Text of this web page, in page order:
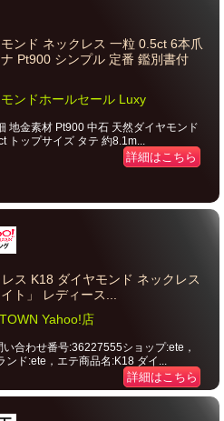
ンド ネックレス 一粒 0.5ct 6本爪
Pt900 シンプル 定番 鑑別書付
ンドホールセール Luxy
地金素材 Pt900 中石 天然ダイヤモンド
トップサイズ タテ 約8.1m...
詳細はこちら
ス K18 ダイヤモンド ネックレス
イト」 レディース...
Yahoo!店
い合わせ番号:36227555ショップ:ete，
ンド:ete，エテ商品名:K18 ダイ...
詳細はこちら